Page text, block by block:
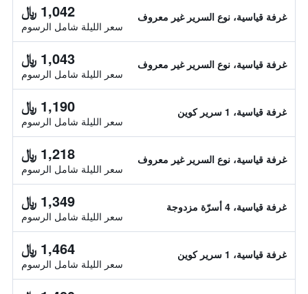
غرفة قياسية، نوع السرير غير معروف 1,042 ﷼
سعر الليلة شامل الرسوم
غرفة قياسية، نوع السرير غير معروف 1,043 ﷼
سعر الليلة شامل الرسوم
غرفة قياسية، 1 سرير كوين 1,190 ﷼
سعر الليلة شامل الرسوم
غرفة قياسية، نوع السرير غير معروف 1,218 ﷼
سعر الليلة شامل الرسوم
غرفة قياسية، 4 أسرّة مزدوجة 1,349 ﷼
سعر الليلة شامل الرسوم
غرفة قياسية، 1 سرير كوين 1,464 ﷼
سعر الليلة شامل الرسوم